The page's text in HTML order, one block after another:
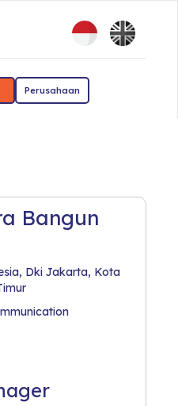
Perusahaan
Bangun
Dki Jakarta, Kota